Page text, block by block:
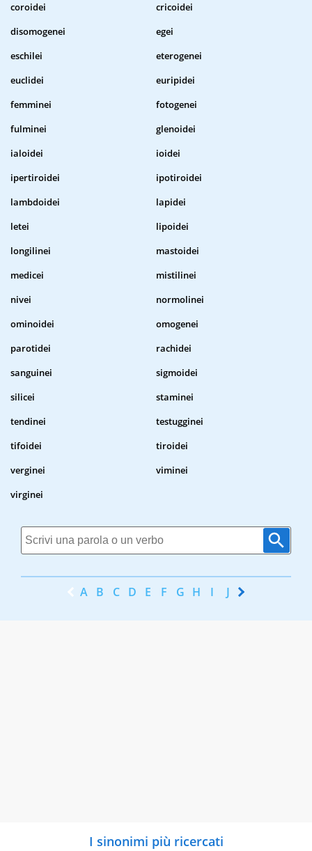
coroidei
cricoidei
disomogenei
egei
eschilei
eterogenei
euclidei
euripidei
femminei
fotogenei
fulminei
glenoidei
ialoidei
ioidei
ipertiroidei
ipotiroidei
lambdoidei
lapidei
letei
lipoidei
longilinei
mastoidei
medicei
mistilinei
nivei
normolinei
ominoidei
omogenei
parotidei
rachidei
sanguinei
sigmoidei
silicei
staminei
tendinei
testugginei
tifoidei
tiroidei
verginei
viminei
virginei
A B C D E F G H I J K
I sinonimi più ricercati